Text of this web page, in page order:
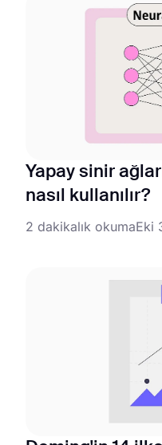
Yapay sinir
nasıl kullanılır?
2 dakikalık okumaEki